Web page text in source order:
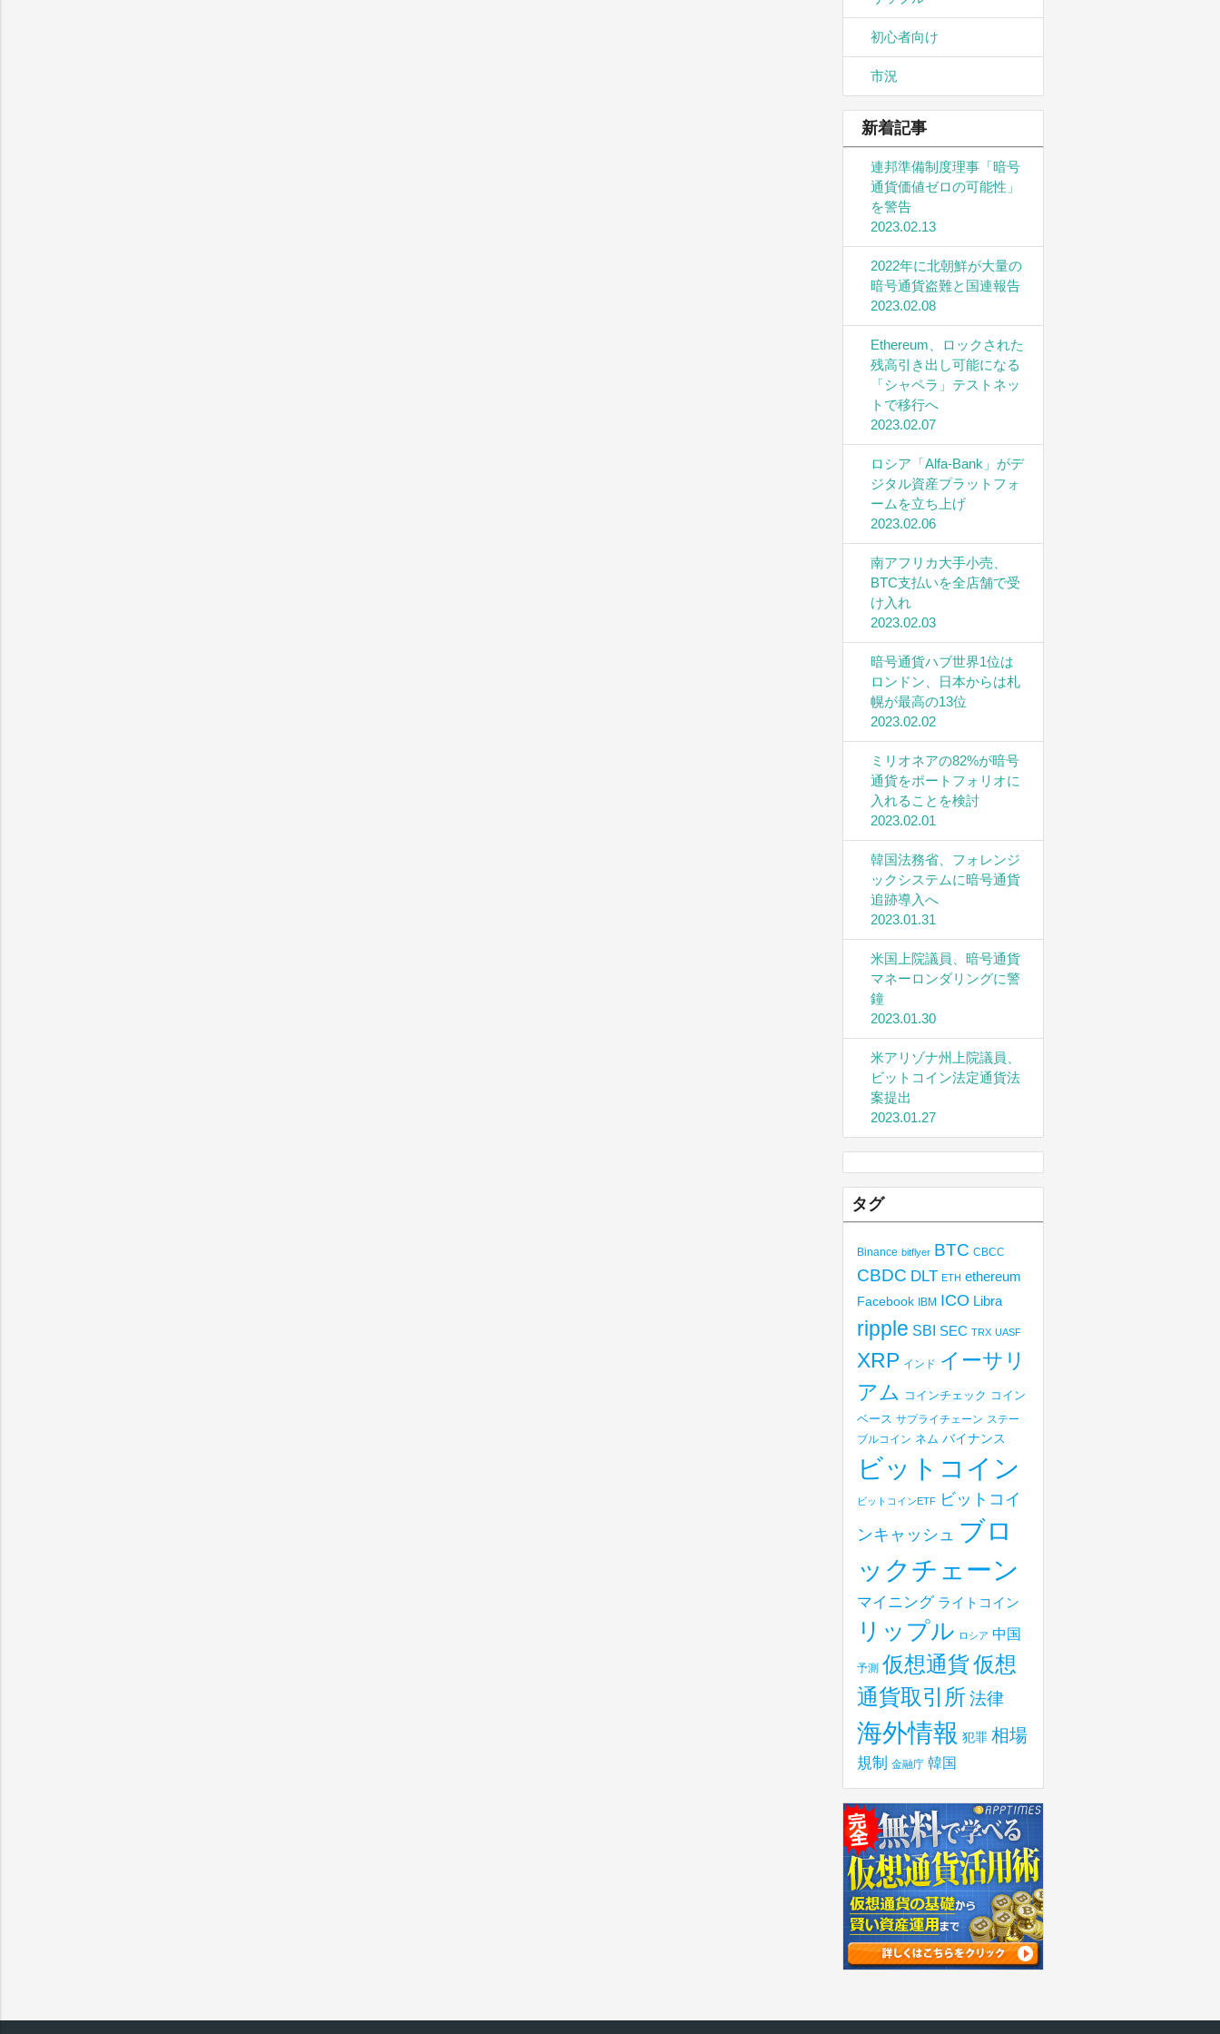
初心者向け
市況
新着記事
連邦準備制度理事「暗号
通貨価値ゼロの可能性」
を警告
2023.02.13
2022年に北朝鮮が大量の
暗号通貨盗難と国連報告
2023.02.08
Ethereum、ロックされた
残高引き出し可能になる
「シャペラ」テストネッ
トで移行へ
2023.02.07
ロシア「Alfa-Bank」がデ
ジタル資産プラットフォ
ームを立ち上げ
2023.02.06
南アフリカ大手小売、
BTC支払いを全店舗で受
け入れ
2023.02.03
暗号通貨ハブ世界1位は
ロンドン、日本からは札
幌が最高の13位
2023.02.02
ミリオネアの82%が暗号
通貨をポートフォリオに
入れることを検討
2023.02.01
韓国法務省、フォレンジ
ックシステムに暗号通貨
追跡導入へ
2023.01.31
米国上院議員、暗号通貨
マネーロンダリングに警
鐘
2023.01.30
米アリゾナ州上院議員、
ビットコイン法定通貨法
案提出
2023.01.27
タグ
Binance bitflyer BTC CBCC
CBDC DLT ETH ethereum
Facebook IBM ICO Libra
ripple SBI SEC TRX UASF
XRP インド イーサリ
アム コインチェック コイン
ベース サプライチェーン ステー
ブルコイン ネム バイナンス
ビットコイン
ビットコインETF
ビットコイ
ンキャッシュ ブロ
ックチェーン
マイニング ライトコイン
リップル ロシア 中国
予測 仮想通貨仮想
通貨取引所 法律
海外情報 犯罪 相場
規制 金融庁 韓国